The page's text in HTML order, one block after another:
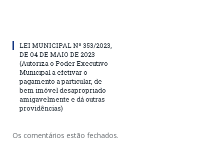
LEI MUNICIPAL Nº 353/2023,
DE 04 DE MAIO DE 2023
(Autoriza o Poder Executivo
Municipal a efetivar o
pagamento a particular, de
bem imóvel desapropriado
amigavelmente e dá outras
providências)
Os comentários estão fechados.